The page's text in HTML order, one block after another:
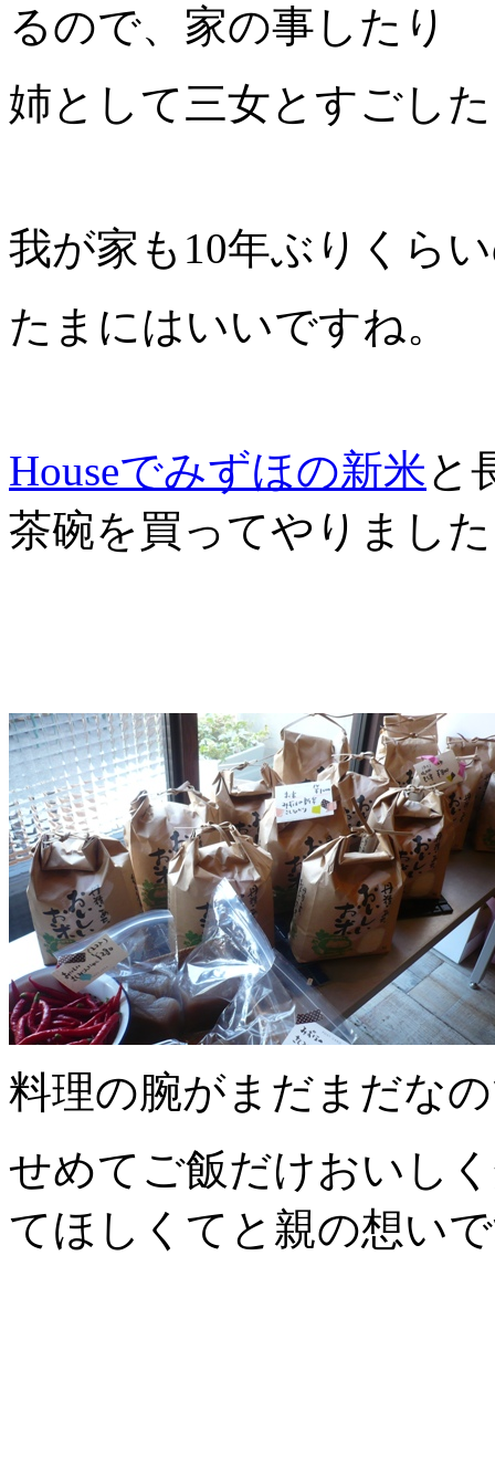
るので、家の事したり
姉として三女とすごし
我が家も10年ぶりくら
たまにはいいですね。
Houseでみずほの新米と
茶碗を買ってやりまし
料理の腕がまだまだな
せめてご飯だけおいし
てほしくてと親の想い